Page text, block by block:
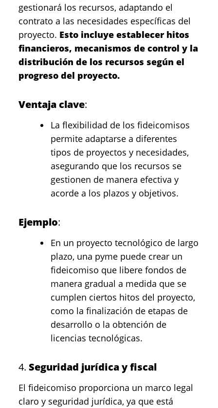
gestionará los recursos, adaptando el
contrato a las necesidades específicas del
proyecto. Esto incluye establecer hitos
financieros, mecanismos de control y la
distribución de los recursos según el
progreso del proyecto.
Ventaja clave:
La flexibilidad de los fideicomisos
permite adaptarse a diferentes
tipos de proyectos y necesidades,
asegurando que los recursos se
gestionen de manera efectiva y
acorde a los plazos y objetivos.
Ejemplo:
En un proyecto tecnológico de largo
plazo, una pyme puede crear un
fideicomiso que libere fondos de
manera gradual a medida que se
cumplen ciertos hitos del proyecto,
como la finalización de etapas de
desarrollo o la obtención de
licencias tecnológicas.
4. Seguridad jurídica y fiscal
El fideicomiso proporciona un marco legal
claro y seguridad jurídica, ya que está